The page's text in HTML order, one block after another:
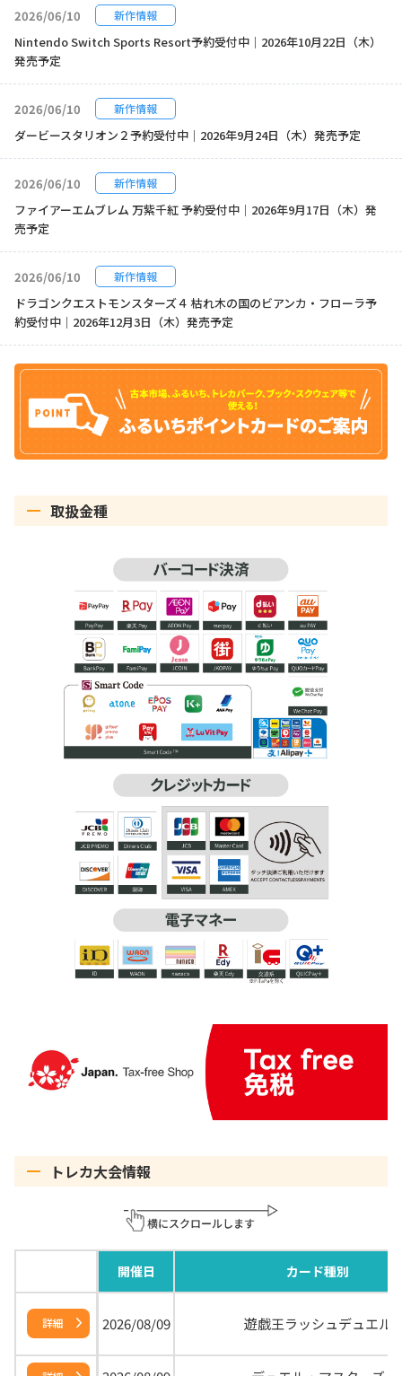
2026/06/10 新作情報
Nintendo Switch Sports Resort予約受付中｜2026年10月22日（木）
発売予定
2026/06/10 新作情報
ダービースタリオン２予約受付中｜2026年9月24日（木）発売予定
2026/06/10 新作情報
ファイアーエムブレム 万紫千紅 予約受付中｜2026年9月17日（木）発
売予定
2026/06/10 新作情報
ドラゴンクエストモンスターズ４ 枯れ木の国のビアンカ・フローラ予
約受付中｜2026年12月3日（木）発売予定
取扱金種
トレカ大会情報
開催日 カード種別
詳細 2026/08/09 遊戯王ラッシュデュエル